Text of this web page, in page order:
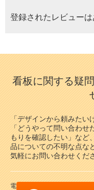
登録されたレビューは
看板に関する疑
「デザインから頼みたい
「どうやって問い合わ
もりを確認したい」など
品についての不明な点な
気軽にお問い合わせくだ
電